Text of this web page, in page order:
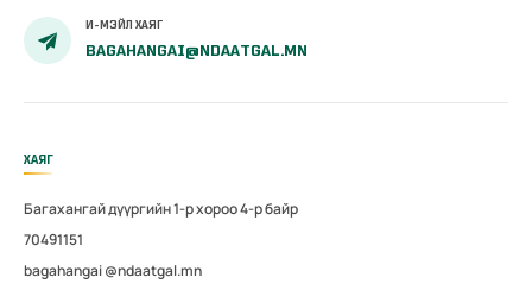
И-МЭЙЛ ХАЯГ
BAGAHANGAI@NDAATGAL.MN
ХАЯГ
Багахангай дүүргийн 1-р хороо 4-р байр
70491151
bagahangai @ndaatgal.mn